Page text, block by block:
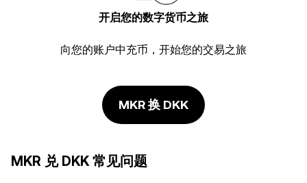
开启您的数字货币之旅
向您的账户中充币，开始您的交易之旅
MKR 换 DKK
MKR 兑 DKK 常见问题